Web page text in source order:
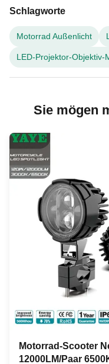
Schlagworte
Motorrad Außenlicht
LED-Projektor-Objektiv-
Sie mögen
Motorrad-Scooter
12000LM/Paar